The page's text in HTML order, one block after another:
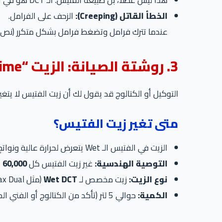
الخطأ القاتل (Creeping):
الزحف على الفرامل.
عندما تترك فرامل وتضغط فرامل بشكل متكرر (نص
3. روشتة الصيانة: الزيت “Life Time” كذبة!
التوكيل أو الكتالوج قد يقول لك أن زيت الفتيس لا
متى تغير زيت الفتيس؟
الزيت في الفتيس الـ Wet يتعرض لحرارة عالية ونواتج تآكل الكلاتشات (رايش).
التوصية الهندسية:غير زيت الفتيس كل60,000 كم
نوع الزيت:زيت مخصص لـWet DCT(مثل Castrol Transmax Dual أو Motul Multi DCTF).
الكمية:حوالي 5 لتر (تأكد من الكتالوج أو الفني المتخصص لأن الكمية دقيقة جداً).